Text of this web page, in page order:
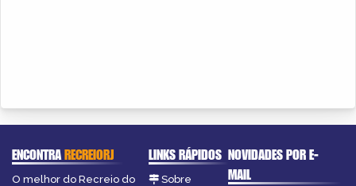
ENCONTRARECREIORJ
O melhor do Recreio do
LINKS RÁPIDOS
Sobre
NOVIDADES POR E-
MAIL